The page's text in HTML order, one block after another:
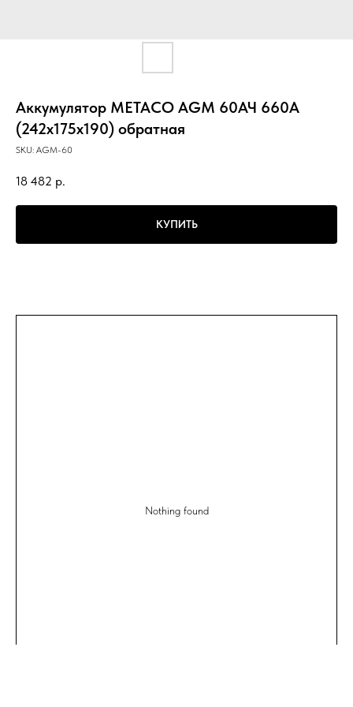
Аккумулятор METACO AGM 60АЧ 660А
(242x175x190) обратная
SKU: AGM-60
18 482 р.
КУПИТЬ
Nothing found